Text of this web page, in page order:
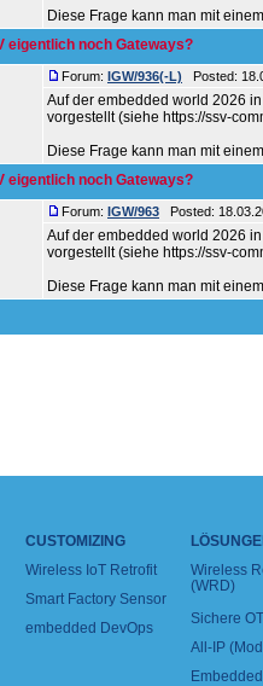
Diese Frage kann man mit
eigentlich noch Gateways?
Forum: IGW/936(-L) Posted:
Auf der embedded world 2026
vorgestellt (siehe https://ssv-
Diese Frage kann man mit
eigentlich noch Gateways?
Forum: IGW/963 Posted:
Auf der embedded world 2026
vorgestellt (siehe https://ssv-
Diese Frage kann man mit
CUSTOMIZING
Wireless IoT Retrofit
Smart Factory Sensor
embedded DevOps
Wireless
(WRD)
Sichere
All-IP